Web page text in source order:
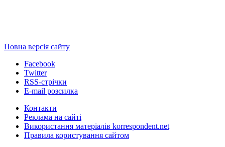
Повна версія сайту
Facebook
Twitter
RSS-стрічки
E-mail розсилка
Контакти
Реклама на сайті
Використання матеріалів korrespondent.net
Правила користування сайтом